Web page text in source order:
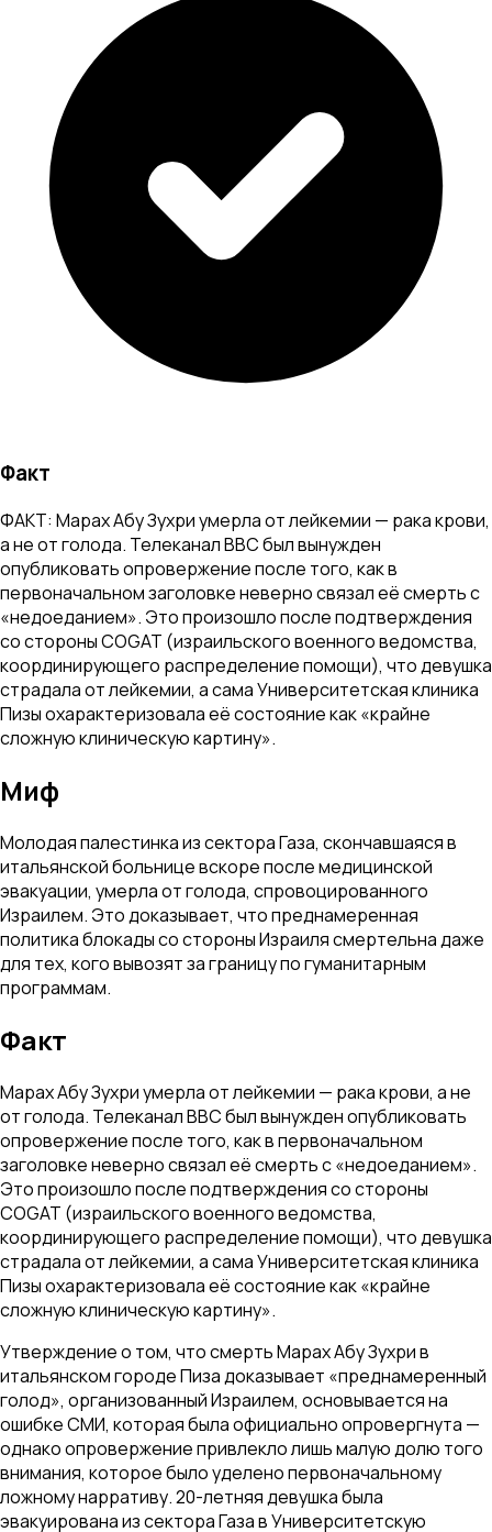
Факт
ФАКТ: Марах Абу Зухри умерла от лейкемии — рака крови,
а не от голода. Телеканал BBC был вынужден
опубликовать опровержение после того, как в
первоначальном заголовке неверно связал её смерть с
«недоеданием». Это произошло после подтверждения
со стороны COGAT (израильского военного ведомства,
координирующего распределение помощи), что девушка
страдала от лейкемии, а сама Университетская клиника
Пизы охарактеризовала её состояние как «крайне
сложную клиническую картину».
Миф
Молодая палестинка из сектора Газа, скончавшаяся в
итальянской больнице вскоре после медицинской
эвакуации, умерла от голода, спровоцированного
Израилем. Это доказывает, что преднамеренная
политика блокады со стороны Израиля смертельна даже
для тех, кого вывозят за границу по гуманитарным
программам.
Факт
Марах Абу Зухри умерла от лейкемии — рака крови, а не
от голода. Телеканал BBC был вынужден опубликовать
опровержение после того, как в первоначальном
заголовке неверно связал её смерть с «недоеданием».
Это произошло после подтверждения со стороны
COGAT (израильского военного ведомства,
координирующего распределение помощи), что девушка
страдала от лейкемии, а сама Университетская клиника
Пизы охарактеризовала её состояние как «крайне
сложную клиническую картину».
Утверждение о том, что смерть Марах Абу Зухри в
итальянском городе Пиза доказывает «преднамеренный
голод», организованный Израилем, основывается на
ошибке СМИ, которая была официально опровергнута —
однако опровержение привлекло лишь малую долю того
внимания, которое было уделено первоначальному
ложному нарративу. 20-летняя девушка была
эвакуирована из сектора Газа в Университетскую